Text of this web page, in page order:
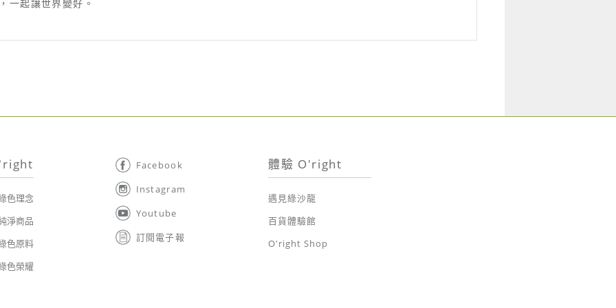
一起讓世界變好。
色理念
淨商品
色原料
色榮耀
Facebook
Instagram
Youtube
訂閱電子報
體驗 O'right
遇見綠沙龍
百貨體驗館
O'right Shop